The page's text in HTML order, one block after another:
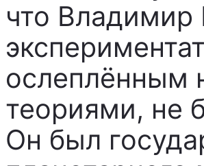
что
ослеплённым
теориями, не
Он был